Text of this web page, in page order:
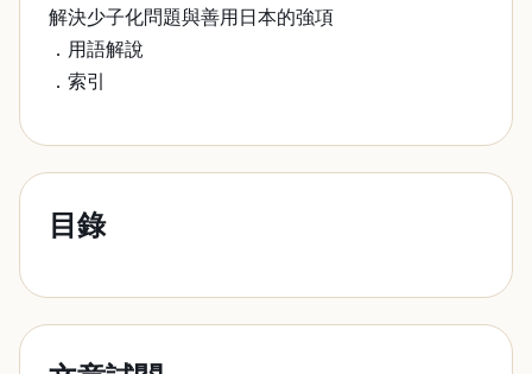
解決少子化問題與善用日本的強項
．用語解說
．索引
目錄